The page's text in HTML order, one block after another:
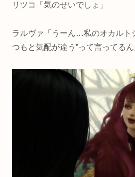
リツコ「気のせいでしょ」
ラルヴァ「うーん…私のオカルト
つもと気配が違う”って言ってるん